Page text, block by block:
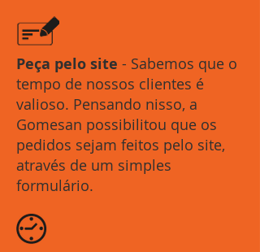
Peça pelo site - Sabemos que o
tempo de nossos clientes é
valioso. Pensando nisso, a
Gomesan possibilitou que os
pedidos sejam feitos pelo site,
através de um simples
formulário.